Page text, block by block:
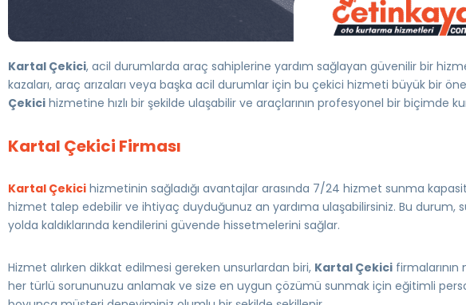
Kartal Çekici, acil durumlarda araç sahiplerine yardım sağlayan güvenilir bir
kazaları, araç arızaları veya başka acil durumlar için bu çekici hizmeti büyük bir
Çekici hizmetine hızlı bir şekilde ulaşabilir ve araçlarının profesyonel bir biçimde
Kartal Çekici Firması
Kartal Çekici hizmetinin sağladığı avantajlar arasında 7/24 hizmet sunma
hizmet talep edebilir ve ihtiyaç duyduğunuz an yardıma ulaşabilirsiniz. Bu
yolda kaldıklarında kendilerini güvende hissetmelerini sağlar.
Hizmet alırken dikkat edilmesi gereken unsurlardan biri, Kartal Çekici
her türlü sorununuzu anlamak ve size en uygun çözümü sunmak için eğitimli